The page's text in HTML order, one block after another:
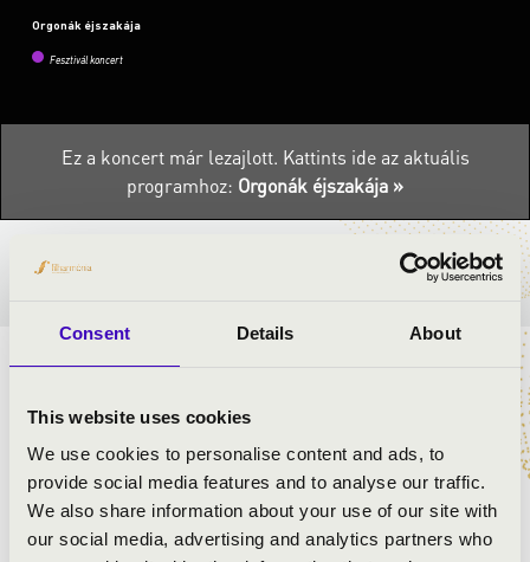
Consent Details About
This website uses cookies
We use cookies to personalise content and ads, to
provide social media features and to analyse our traffic.
We also share information about your use of our site with
our social media, advertising and analytics partners who
Orgonák éjszakája
Fesztivál koncert
Ez a koncert már lezajlott. Kattints ide az aktuális
programhoz: Orgonák éjszakája »
BÉRLET- ÉS JEGYÁRAK
MŰSOR: